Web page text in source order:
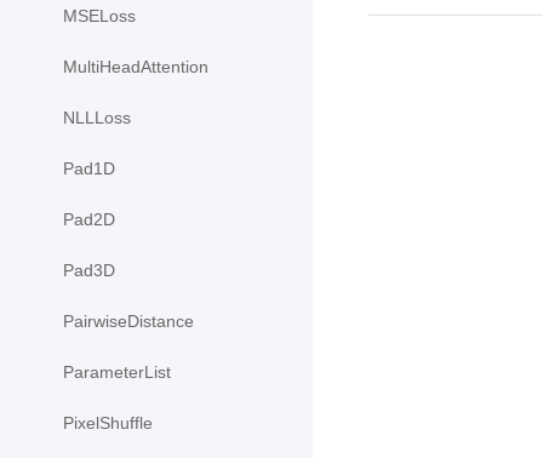
MSELoss
MultiHeadAttention
NLLLoss
Pad1D
Pad2D
Pad3D
PairwiseDistance
ParameterList
PixelShuffle